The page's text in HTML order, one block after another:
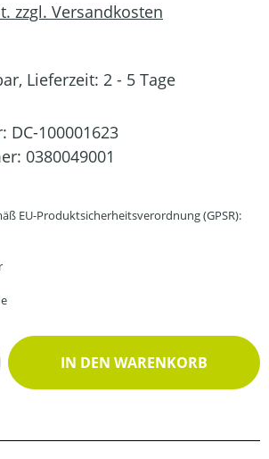
zzgl. Versandkosten
Lieferzeit: 2 - 5 Tage
DC-100001623
0380049001
EU-Produktsicherheitsverordnung (GPSR):
Gib den gewünschten
IN DEN WARENKORB